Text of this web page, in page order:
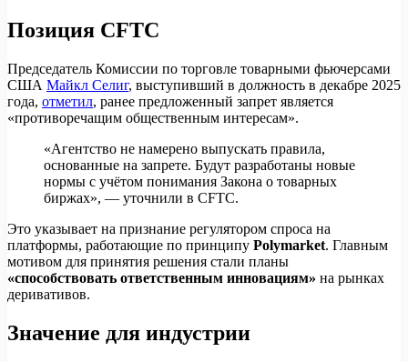
Позиция CFTC
Председатель Комиссии по торговле товарными фьючерсами
США Майкл Селиг, выступивший в должность в декабре 2025
года, отметил, ранее предложенный запрет является
«противоречащим общественным интересам».
«Агентство не намерено выпускать правила,
основанные на запрете. Будут разработаны новые
нормы с учётом понимания Закона о товарных
биржах», — уточнили в CFTC.
Это указывает на признание регулятором спроса на
платформы, работающие по принципу Polymarket. Главным
мотивом для принятия решения стали планы
«способствовать ответственным инновациям» на рынках
деривативов.
Значение для индустрии